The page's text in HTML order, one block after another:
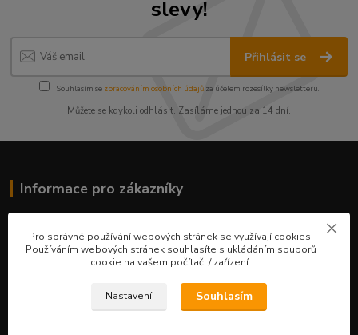
slevy!
Přihlásit se
Souhlasím se zpracováním osobních údajůza účelem rozesílky newsletteru.
Můžete se kdykoli odhlásit. Zasíláme jednou za 14 dní.
Informace pro zákazníky
Ceník služeb
Obchodní podmínky
Pro správné používání webových stránek se využívají cookies.
Používáním webových stránek souhlasíte s ukládáním souborů
cookie na vašem počítači / zařízení.
Nastavení Souhlasím